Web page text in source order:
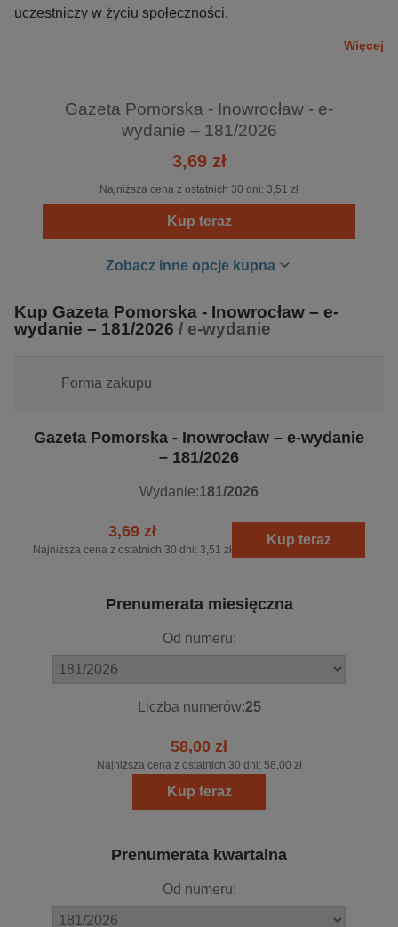
uczestniczy w życiu społeczności.
Więcej
Gazeta Pomorska - Inowrocław - e-
wydanie – 181/2026
3,69 zł
Najniższa cena z ostatnich 30 dni: 3,51 zł
Kup teraz
Zobacz inne opcje kupna
Kup Gazeta Pomorska - Inowrocław – e-
wydanie – 181/2026 / e-wydanie
Forma zakupu
Gazeta Pomorska - Inowrocław – e-wydanie
– 181/2026
Wydanie:181/2026
3,69 zł
Najniższa cena z ostatnich 30 dni: 3,51 zł
Kup teraz
Prenumerata miesięczna
Od numeru:
Liczba numerów:25
58,00 zł
Najniższa cena z ostatnich 30 dni: 58,00 zł
Kup teraz
Prenumerata kwartalna
Od numeru: